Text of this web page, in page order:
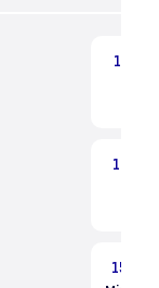
13:30
14:15
15:00